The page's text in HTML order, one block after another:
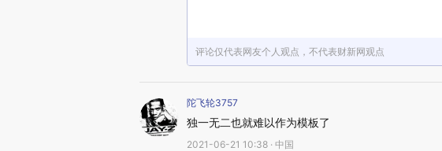
评论仅代表网友个人观点，不代表财新网观点
陀飞轮3757
独一无二也就难以作为模板了
2021-06-21 10:38 · 中国